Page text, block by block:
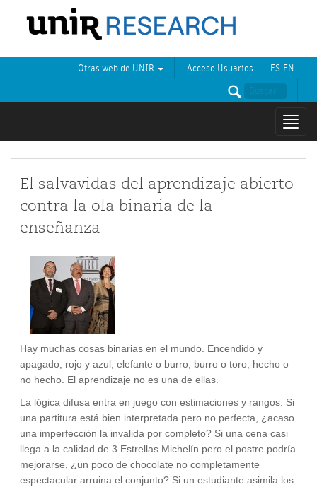
ES EN
Acceso Usuarios
Otras web de UNIR
El salvavidas del aprendizaje abierto
contra la ola binaria de la
enseñanza
Hay muchas cosas binarias en el mundo. Encendido y
apagado, rojo y azul, elefante o burro, burro o toro, hecho o
no hecho. El aprendizaje no es una de ellas.
La lógica difusa entra en juego con estimaciones y rangos. Si
una partitura está bien interpretada pero no perfecta, ¿acaso
una imperfección la invalida por completo? Si una cena casi
llega a la calidad de 3 Estrellas Michelín pero el postre podría
mejorarse, ¿un poco de chocolate no completamente
espectacular arruina el conjunto? Si un estudiante asimila los